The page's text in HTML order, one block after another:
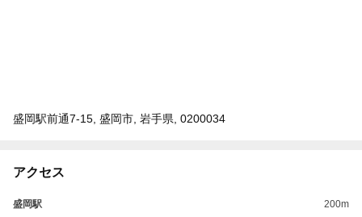
盛岡駅前通7-15, 盛岡市, 岩手県, 0200034
アクセス
盛岡駅 200m